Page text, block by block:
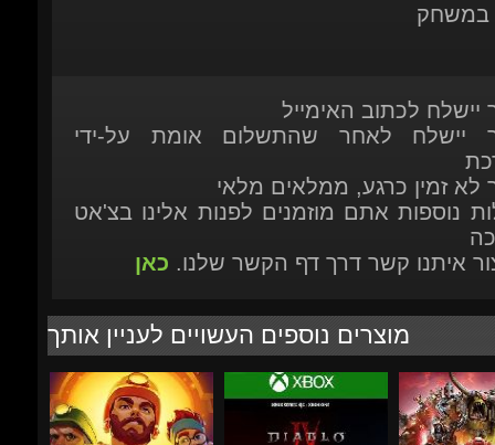
יישלח לכתוב האימייל
נוספות אתם מוזמנים לפנות אלינו בצ'אט
איתנו קשר דרך דף הקשר שלנו.